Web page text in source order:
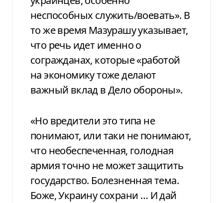
неспособных служить/воевать». В
то же время Мазурашу указывает,
что речь идет именно о
согражданах, которые «работой
на экономику тоже делают
важный вклад в Дело обороны».
«Но вредители это типа не
понимают, или таки не понимают,
что необеспеченная, голодная
армия точно не может защитить
государство. Болезненная тема.
Боже, Украину сохрани … И дай